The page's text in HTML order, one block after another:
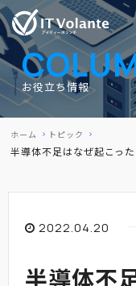
お役立ち情報
ホーム トピック
半導体不足はなぜ起こっ
2022.04.20
半導体不